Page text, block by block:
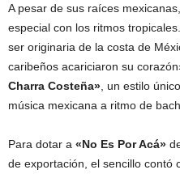
A pesar de sus raíces
especial con los ritmos
ser originaria de la costa de
caribeños acariciaron su
Charra Costeña» , un estilo
música mexicana a ritmo de
Para dotar a «No Es Por Acá»
de exportación, el sencillo contó